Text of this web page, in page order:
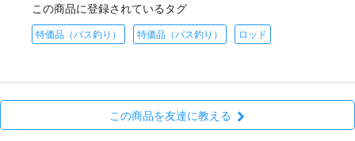
この商品に登録されているタグ
特価品（バス釣り） 特価品（バス釣り） ロッド
この商品を友達に教える